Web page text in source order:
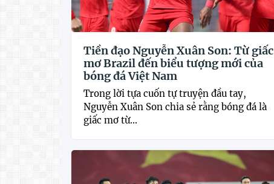
Tiền đạo Nguyễn Xuân Son: Từ giấc
mơ Brazil đến biểu tượng mới của
bóng đá Việt Nam
Trong lời tựa cuốn tự truyện đầu tay,
Nguyễn Xuân Son chia sẻ rằng bóng đá là
giấc mơ từ...